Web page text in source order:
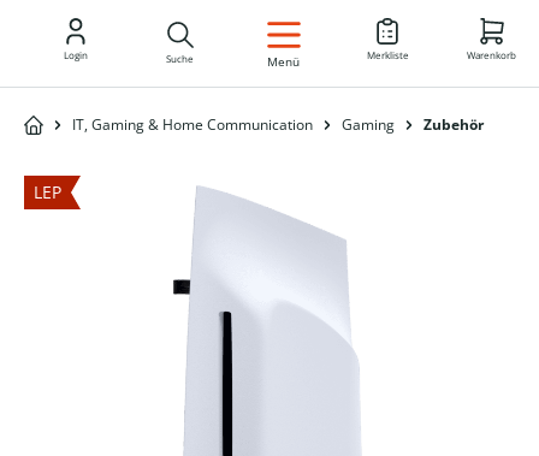
DE
Login Suche Menü Merkliste Warenkorb
IT, Gaming & Home Communication Gaming Zubehör
LEP